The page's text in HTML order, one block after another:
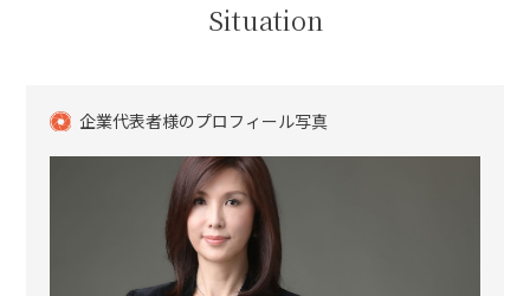
Situation
企業代表者様のプロフィール写真